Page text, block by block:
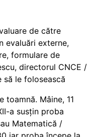
de către
evaluări externe,
formulare de
directorul CNCE /
le folosească
toamnă. Mâine, 11
a susțin proba
Matematică /